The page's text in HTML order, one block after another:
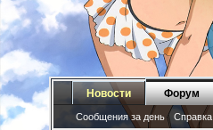
Новости Форум
Сообщения за день Справка